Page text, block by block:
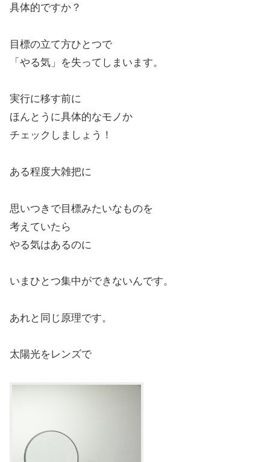
具体的ですか？
目標の立て方ひとつで
「やる気」を失ってしまいます。
実行に移す前に
ほんとうに具体的なモノか
チェックしましょう！
ある程度大雑把に
思いつきで目標みたいなものを
考えていたら
やる気はあるのに
いまひとつ集中ができないんです。
あれと同じ原理です。
太陽光をレンズで